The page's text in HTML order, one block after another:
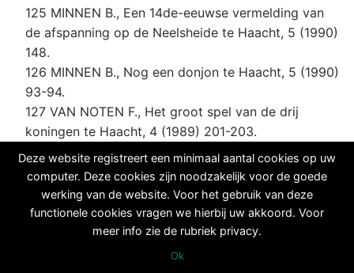
125 MINNEN B., Een 14de-eeuwse vermelding van
de afspanning op de Neelsheide te Haacht, 5 (1990)
148.
126 MINNEN B., Nog een donjon te Haacht, 5 (1990)
93-94.
127 VAN NOTEN F., Het groot spel van de drij
koningen te Haacht, 4 (1989) 201-203.
128 – , Uit het archief van Emiel Mommens.
Moorddadige afrekening in 1847, 4 (1989) 155.
129 – , Uit het archief van Emiel Mommens. Waar
stond de Haachtse galg ?, 4 (1989) 203.
130 VANDEGOOR G., De geschiedenis van het
Haachtse gemeentehuis, 5 (1990) 19-22.
Deze website registreert een minimaal aantal cookies op uw
computer. Deze cookies zijn noodzakelijk voor de goede
werking van de website. Voor het gebruik van deze
functionele cookies vragen we hierbij uw akkoord. Voor
meer info zie de rubriek privacy.
Ok